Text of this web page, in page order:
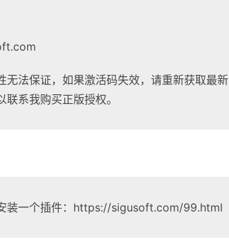
无法保证，如果激活码失效，请重新获取最新
系我购买正版授权。
装一个插件：https://sigusoft.com/99.html